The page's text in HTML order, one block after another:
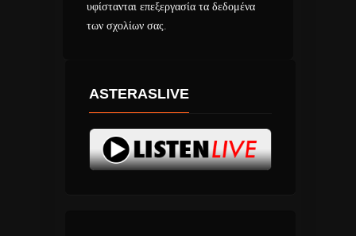
υφίστανται επεξεργασία τα δεδομένα
των σχολίων σας
ASTERASLIVE